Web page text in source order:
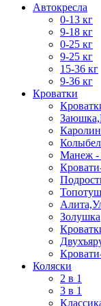
Автокресла
0-13 кг
9-18 кг
0-25 кг
9-25 кг
15-36 кг
9-36 кг
Кроватки
Манеж -
Золушка
Коляски
2 в 1
3 в 1